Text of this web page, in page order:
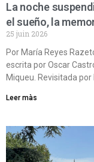
La noche
el sueño, la
25 juin 2026
Por María Reyes
escrita por Oscar
Miqueu. Revisitada
Leer màs